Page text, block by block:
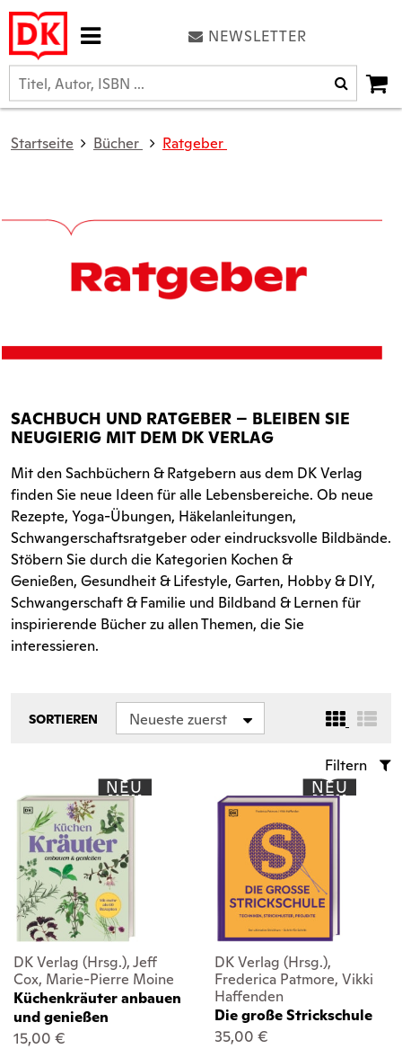
NEWSLETTER
Startseite Bücher Ratgeber
SACHBUCH UND RATGEBER – BLEIBEN SIE
NEUGIERIG MIT DEM DK VERLAG
Mit den Sachbüchern & Ratgebern aus dem DK Verlag
finden Sie neue Ideen für alle Lebensbereiche. Ob neue
Rezepte, Yoga-Übungen, Häkelanleitungen,
Schwangerschaftsratgeber oder eindrucksvolle Bildbände.
Stöbern Sie durch die Kategorien Kochen &
Genießen, Gesundheit & Lifestyle, Garten, Hobby & DIY,
Schwangerschaft & Familie und Bildband & Lernen für
inspirierende Bücher zu allen Themen, die Sie
interessieren.
SORTIEREN Neueste zuerst
Filtern
NEU
DK Verlag (Hrsg.), Jeff
Cox, Marie-Pierre Moine
Küchenkräuter anbauen
und genießen
15,00 €
NEU
DK Verlag (Hrsg.),
Frederica Patmore, Vikki
Haffenden
Die große Strickschule
35,00 €